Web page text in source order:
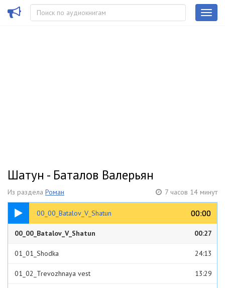
Шатун - Баталов Валерьян
Из раздела Роман 7 часов 14 минут
00_00_Batalov_V_Shatun 00:00
00:00
00:27
00_00_Batalov_V_Shatun 00:27
01_01_Shodka 24:13
01_02_Trevozhnaya vest 13:29